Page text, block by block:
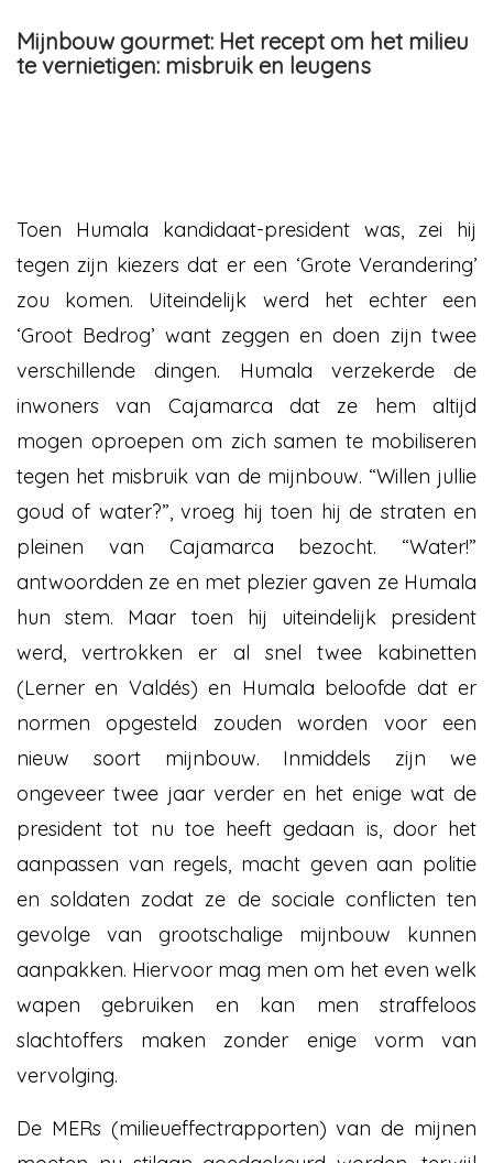
Mijnbouw gourmet: Het recept om het milieu
te vernietigen: misbruik en leugens
Toen Humala kandidaat-president was, zei hij
tegen zijn kiezers dat er een ‘Grote Verandering’
zou komen. Uiteindelijk werd het echter een
‘Groot Bedrog’ want zeggen en doen zijn twee
verschillende dingen. Humala verzekerde de
inwoners van Cajamarca dat ze hem altijd
mogen oproepen om zich samen te mobiliseren
tegen het misbruik van de mijnbouw. “Willen jullie
goud of water?”, vroeg hij toen hij de straten en
pleinen van Cajamarca bezocht. “Water!”
antwoordden ze en met plezier gaven ze Humala
hun stem. Maar toen hij uiteindelijk president
werd, vertrokken er al snel twee kabinetten
(Lerner en Valdés) en Humala beloofde dat er
normen opgesteld zouden worden voor een
nieuw soort mijnbouw. Inmiddels zijn we
ongeveer twee jaar verder en het enige wat de
president tot nu toe heeft gedaan is, door het
aanpassen van regels, macht geven aan politie
en soldaten zodat ze de sociale conflicten ten
gevolge van grootschalige mijnbouw kunnen
aanpakken. Hiervoor mag men om het even welk
wapen gebruiken en kan men straffeloos
slachtoffers maken zonder enige vorm van
vervolging.
De MERs (milieueffectrapporten) van de mijnen